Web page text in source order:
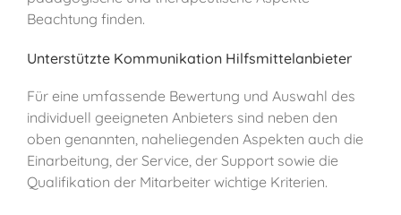
Beachtung finden.
Unterstützte Kommunikation Hilfsmittelanbieter
Für eine umfassende Bewertung und Auswahl des
individuell geeigneten Anbieters sind neben den
oben genannten, naheliegenden Aspekten auch die
Einarbeitung, der Service, der Support sowie die
Qualifikation der Mitarbeiter wichtige Kriterien.